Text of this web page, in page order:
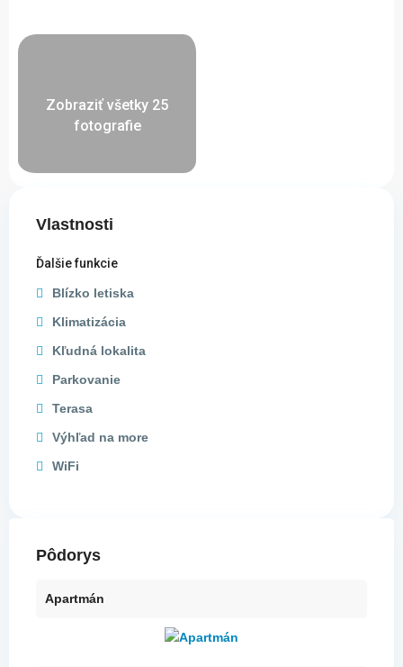
Zobraziť všetky 25
fotografie
Vlastnosti
Ďalšie funkcie
Blízko letiska
Klimatizácia
Kľudná lokalita
Parkovanie
Terasa
Výhľad na more
WiFi
Pôdorys
Apartmán